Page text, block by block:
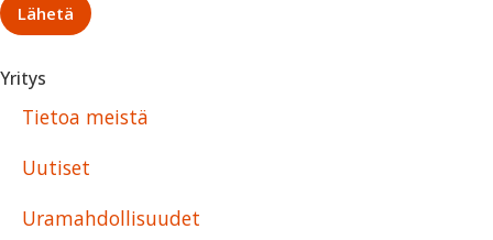
Lähetä
Yritys
Tietoa meistä
Uutiset
Uramahdollisuudet